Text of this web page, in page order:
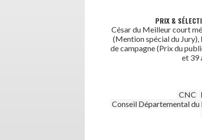
PRIX &
César du Meilleur court
(Mention spécial du Jury),
de campagne (Prix du
et 39
CNC
Conseil Départemental du